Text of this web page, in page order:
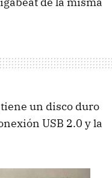
un disco duro
USB 2.0 y la